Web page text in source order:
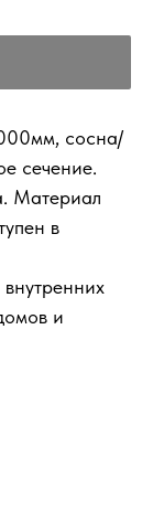
сосна/
сечение.
Материал
в
и